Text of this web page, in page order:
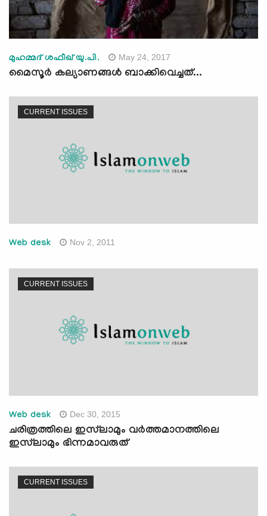
മുഹമ്മദ് ശഫീഖ് യു.പി. May 24, 2017
മൈസൂര്‍ കല്യാണങ്ങള്‍ ബാക്കിവെച്ചത്...
CURRENT ISSUES
Web desk Nov 2, 2011
CURRENT ISSUES
Web desk Dec 30, 2015
ചരിത്രത്തിലെ ഇസ്‌ലാമും വര്‍ത്തമാനത്തിലെ
ഇസ്‌ലാമും ഭിന്നമാവരുത്
CURRENT ISSUES